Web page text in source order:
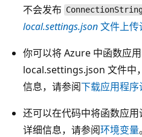
不会发布
local.settings.json文件上传
你可以将 Azure 中函数应
local.settings.json 文件中
信息，请参阅下载应用程序
还可以在代码中将函数应
详细信息，请参阅环境变量。